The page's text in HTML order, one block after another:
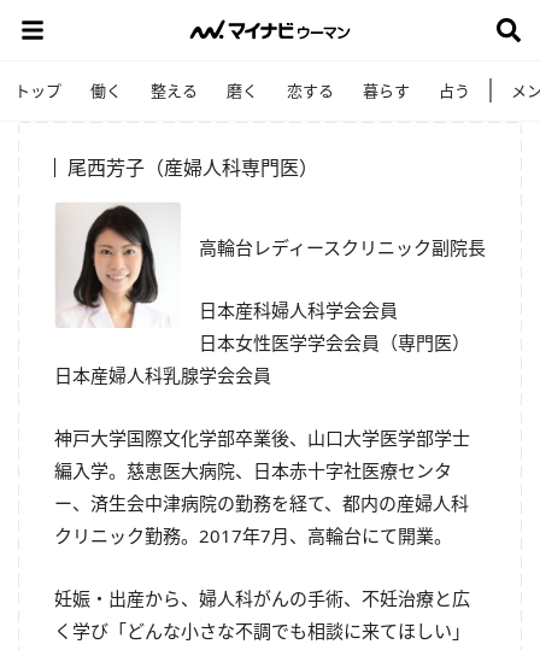
トップ 働く 整える 磨く 恋する 暮らす 占う メ
尾西芳子（産婦人科専門医）
高輪台レディースクリニック副院長
日本産科婦人科学会会員
日本女性医学学会会員（専門医）
日本産婦人科乳腺学会会員
神戸大学国際文化学部卒業後、山口大学医学部学士
編入学。慈恵医大病院、日本赤十字社医療センタ
ー、済生会中津病院の勤務を経て、都内の産婦人科
クリニック勤務。2017年7月、高輪台にて開業。
妊娠・出産から、婦人科がんの手術、不妊治療と広
く学び「どんな小さな不調でも相談に来てほしい」